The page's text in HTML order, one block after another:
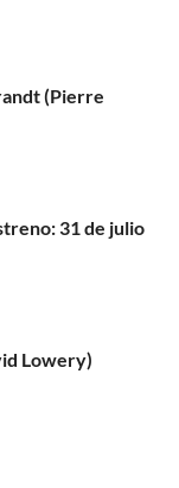
(Pierre
31 de julio
Lowery)